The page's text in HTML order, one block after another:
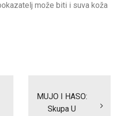
može biti i suva koža
MUJO I HASO:
Skupa U